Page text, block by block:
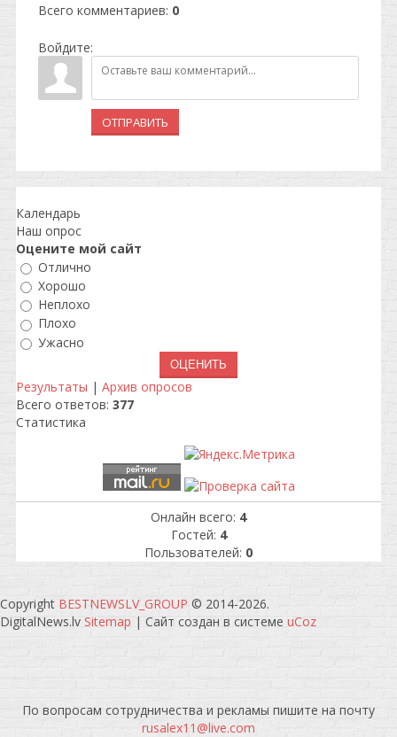
Всего комментариев: 0
Войдите:
ОТПРАВИТЬ
Календарь
Наш опрос
Оцените мой сайт
Отлично
Хорошо
Неплохо
Плохо
Ужасно
Результаты | Архив опросов
Всего ответов: 377
Статистика
Онлайн всего: 4
Гостей: 4
Пользователей: 0
Copyright BESTNEWSLV_GROUP © 2014-2026.
DigitalNews.lv Sitemap | Сайт создан в системе uCoz
По вопросам сотрудничества и рекламы пишите на почту
rusalex11@live.com